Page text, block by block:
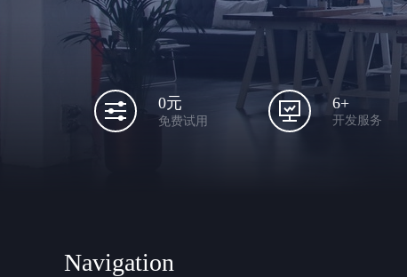
0元
免费试用
6+
开发服务
Navigation